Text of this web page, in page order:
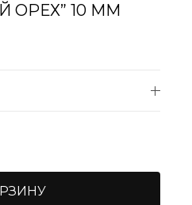
ОРЕХ” 10 ММ